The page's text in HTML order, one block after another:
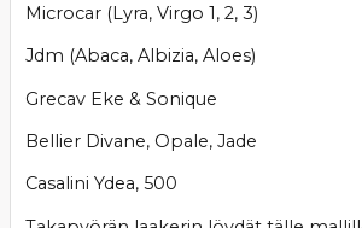
Microcar (Lyra, Virgo 1, 2, 3)
Jdm (Abaca, Albizia, Aloes)
Grecav Eke & Sonique
Bellier Divane, Opale, Jade
Casalini Ydea, 500